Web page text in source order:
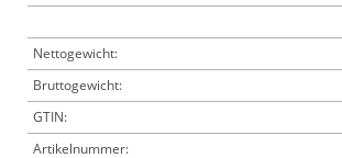
Nettogewicht:
Bruttogewicht:
GTIN:
Artikelnummer: